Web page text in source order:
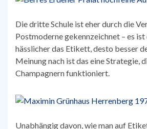
Die dritte Schule ist eher durch die
Postmoderne gekennzeichnet – es ist
hässlicher das Etikett, desto besser
Meinung nach ist das eine Strategie,
Champagnern funktioniert.
Unabhängig davon, wie man auf